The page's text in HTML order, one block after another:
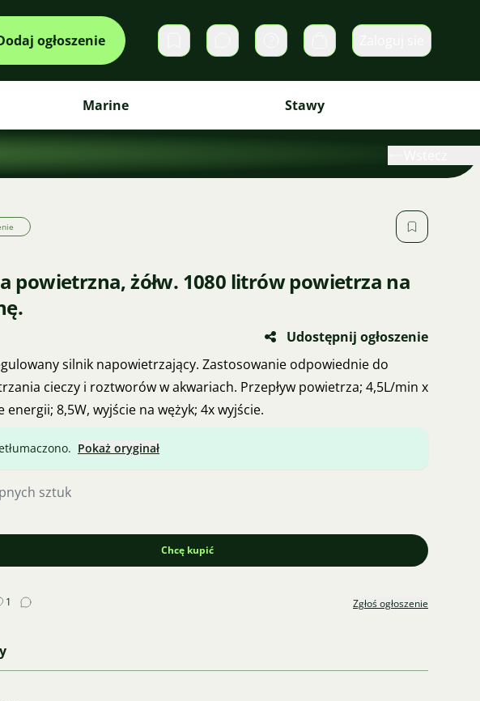
ogłoszenie Prywatne wiadomości
Koszyk
Marine Stawy
powietrzna, żółw. 1080 litrów powietrza na
Udostępnij ogłoszenie
silnik napowietrzający. Zastosowanie odpowiednie do
cieczy i roztworów w akwariach. Przepływ powietrza; 4,5L/min x
energii; 8,5W, wyjście na wężyk; 4x wyjście.
Pokaż oryginał
sztuk
Chcę kupić
1 Zgłoś ogłoszenie